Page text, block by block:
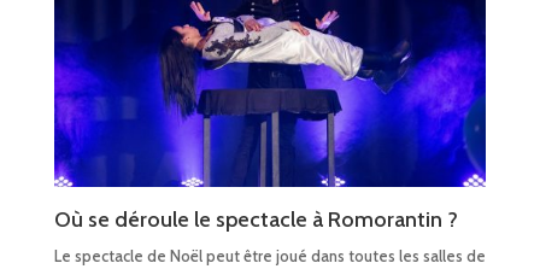
Où se déroule le spectacle à Romorantin ?
Le spectacle de Noël peut être joué dans toutes les salles de